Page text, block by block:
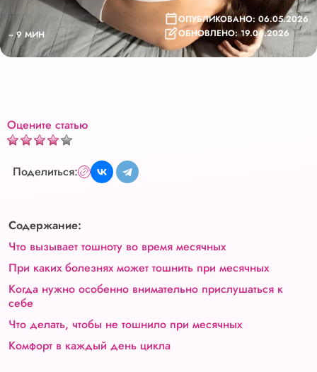
~ 9 МИН
ОПУБЛИКОВАНО: 06.05.2026
ОБНОВЛЕНО: 19.06.2026
Оцените статью
Поделиться:
Содержание:
Что вызывает тошноту во время месячных
При каких болезнях может тошнить при месячных
Когда нужно особенно внимательно прислушаться к
себе
Что делать, чтобы не тошнило при месячных
Комфорт в каждый день цикла